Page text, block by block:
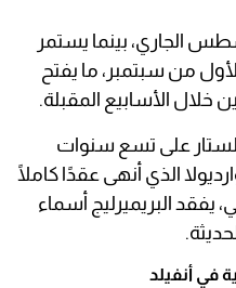
الجديد في 21 أغسطس الجاري، بينما يستمر
من سبتمبر، ما يفتح
خلال الأسابيع المقبلة.
على تسع سنوات
الذي أنهى عقدًا كاملًا
البريميرليج أسماء
في أنفيلد